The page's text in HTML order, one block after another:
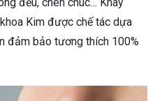
Kim được chế tác dựa
đảm bảo tương thích 100%